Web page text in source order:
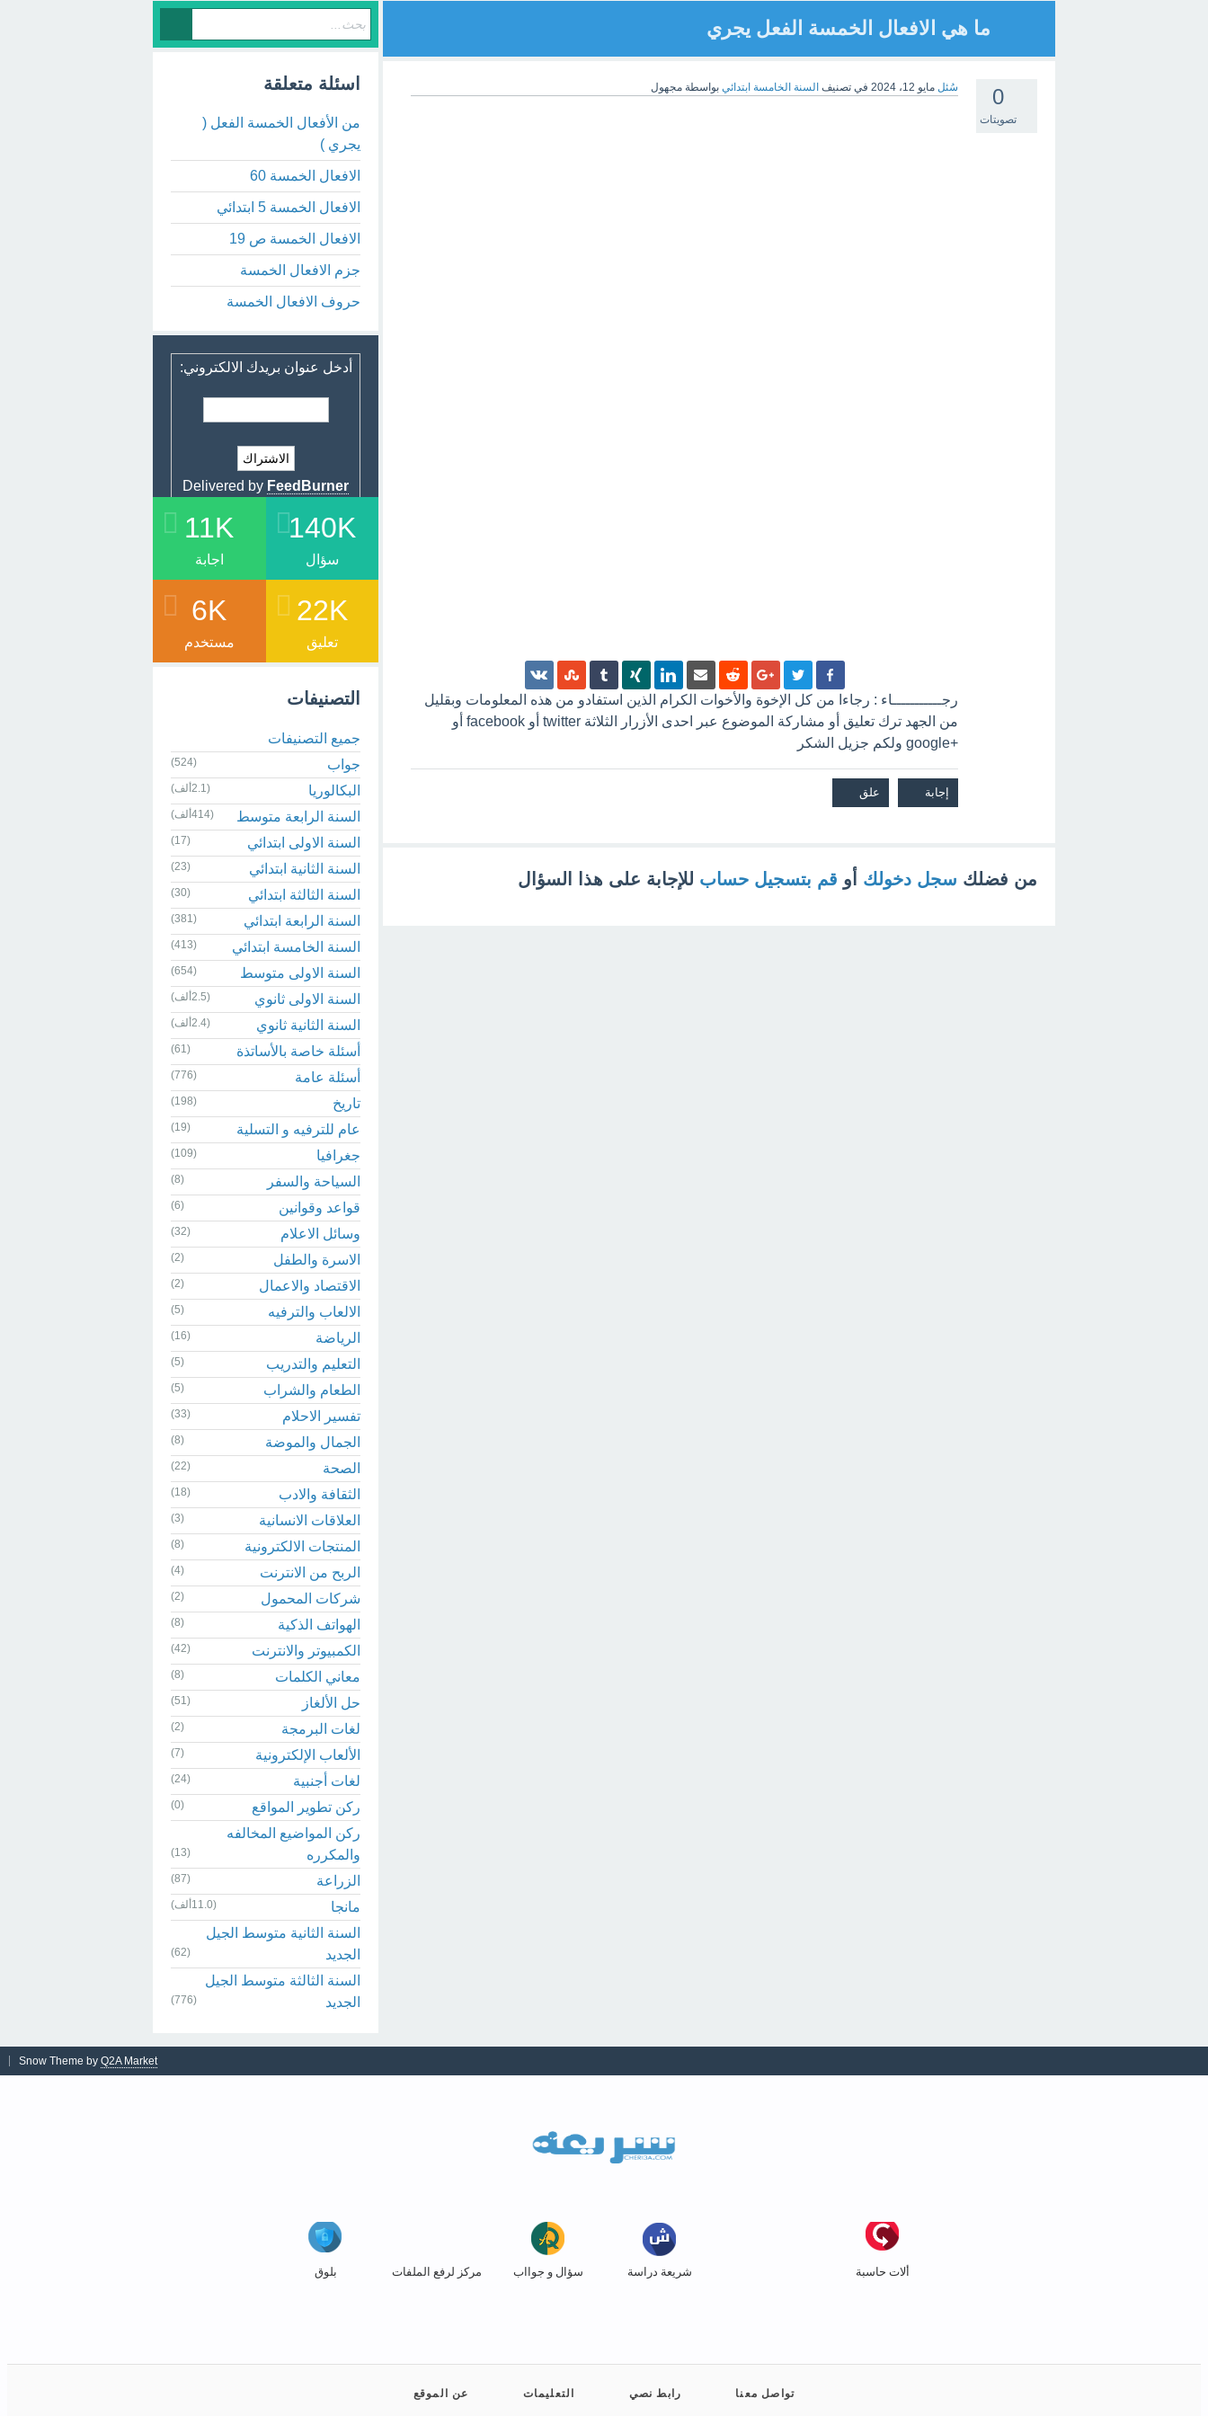
ما هي الافعال الخمسة الفعل يجري
0
تصويتات
سُئل مايو 12، 2024 في تصنيف السنة الخامسة ابتدائي بواسطة مجهول
رجـــــــــــاء : رجاءا من كل الإخوة والأخوات الكرام الذين استفادو من هذه المعلومات وبقليل
من الجهد ترك تعليق أو مشاركة الموضوع عبر احدى الأزرار الثلاثة twitter أو facebook أو
+google ولكم جزيل الشكر
من فضلك سجل دخولك أو قم بتسجيل حساب للإجابة على هذا السؤال
اسئلة متعلقة
من الأفعال الخمسة الفعل (
يجري )
الافعال الخمسة 60
الافعال الخمسة 5 ابتدائي
الافعال الخمسة ص 19
جزم الافعال الخمسة
حروف الافعال الخمسة
أدخل عنوان بريدك الالكتروني:
Delivered by FeedBurner
140K
سؤال
11K
اجابة
22K
تعليق
6K
مستخدم
التصنيفات
جميع التصنيفات
جواب
(524)
البكالوريا (2.1ألف)
السنة الرابعة متوسط (414ألف)
السنة الاولى ابتدائي (17)
السنة الثانية ابتدائي (23)
السنة الثالثة ابتدائي (30)
السنة الرابعة ابتدائي (381)
السنة الخامسة ابتدائي (413)
السنة الاولى متوسط (654)
السنة الاولى ثانوي (2.5ألف)
السنة الثانية ثانوي (2.4ألف)
أسئلة خاصة بالأساتذة (61)
أسئلة عامة (776)
تاريخ (198)
عام للترفيه و التسلية (19)
جغرافيا (109)
السياحة والسفر (8)
قواعد وقوانين (6)
وسائل الاعلام (32)
الاسرة والطفل (2)
الاقتصاد والاعمال (2)
الالعاب والترفيه (5)
الرياضة (16)
التعليم والتدريب (5)
الطعام والشراب (5)
تفسير الاحلام (33)
الجمال والموضة (8)
الصحة (22)
الثقافة والادب (18)
العلاقات الانسانية (3)
المنتجات الالكترونية (8)
الربح من الانترنت (4)
شركات المحمول (2)
الهواتف الذكية (8)
الكمبيوتر والانترنت (42)
معاني الكلمات (8)
حل الألغاز (51)
لغات البرمجة (2)
الألعاب الإلكترونية (7)
لغات أجنبية (24)
ركن تطوير المواقع (0)
ركن المواضيع المخالفه
والمكرره
(13)
الزراعة (87)
مانجا (11.0ألف)
السنة الثانية متوسط الجيل
الجديد
(62)
السنة الثالثة متوسط الجيل
الجديد
(776)
Snow Theme by Q2A Market